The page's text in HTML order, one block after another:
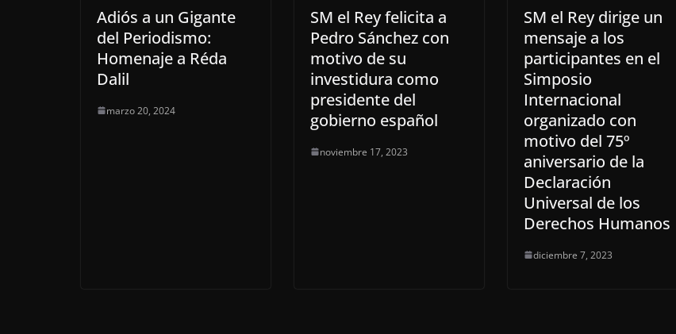
Adiós a un Gigante
del Periodismo:
Homenaje a Réda
Dalil
marzo 20, 2024
SM el Rey felicita a
Pedro Sánchez con
motivo de su
investidura como
presidente del
gobierno español
noviembre 17, 2023
SM el Rey dirige un
mensaje a los
participantes en el
Simposio
Internacional
organizado con
motivo del 75º
aniversario de la
Declaración
Universal de los
Derechos Humanos
diciembre 7, 2023